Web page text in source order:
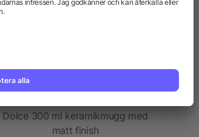
Dolce 300 ml keramikmugg med
matt finish